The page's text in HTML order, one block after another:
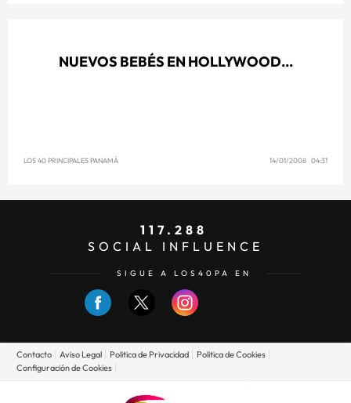
NUEVOS BEBÉS EN HOLLYWOOD...
LOS 40 PRINCIPALES PANAMÁ 14/01/2008 04:31
117.288
SOCIAL INFLUENCE
SIGUE A LOS40PA EN
Contacto Aviso Legal Politica de Privacidad
Politica de Cookies
Configuración de Cookies